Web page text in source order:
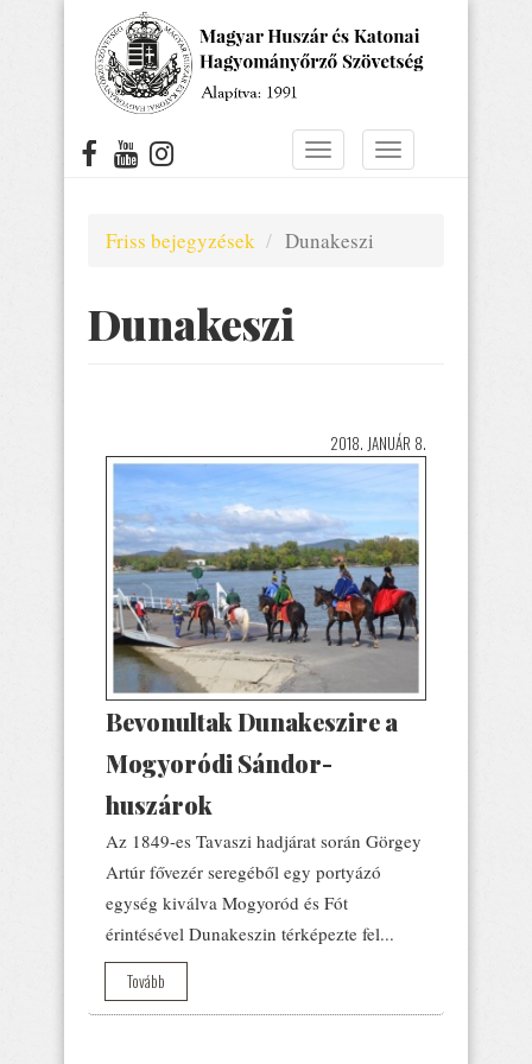
Navigáció
Navigáció
Friss bejegyzések
Dunakeszi
Dunakeszi
2018. JANUÁR 8.
Bevonultak Dunakeszire a
Mogyoródi Sándor-
huszárok
Az 1849-es Tavaszi hadjárat során Görgey
Artúr fővezér seregéből egy portyázó
egység kiválva Mogyoród és Fót
érintésével Dunakeszin térképezte fel...
Tovább